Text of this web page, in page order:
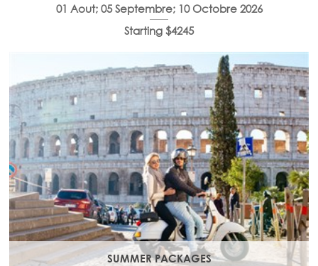
01 Aout; 05 Septembre; 10 Octobre 2026
Starting $4245
SUMMER PACKAGES